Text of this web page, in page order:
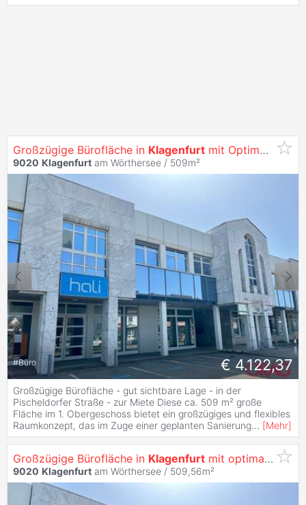
Großzügige Bürofläche in Klagenfurt mit Optimaler Werbewirksamkeit -
9020 Klagenfurt am Wörthersee / 509m²
#Büro € 4.122,37
Großzügige Bürofläche - gut sichtbare Lage - in der
Pischeldorfer Straße - zur Miete Diese ca. 509 m² große
Fläche im 1. Obergeschoss bietet ein großzügiges und flexibles
Raumkonzept, das im Zuge einer geplanten Sanierung... [Mehr]
Großzügige Bürofläche in Klagenfurt mit optimaler Werbewirksamkeit -
9020 Klagenfurt am Wörthersee / 509,56m²